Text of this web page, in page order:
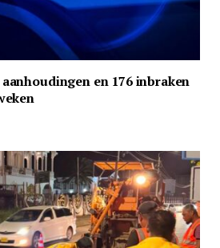
en 176 inbraken